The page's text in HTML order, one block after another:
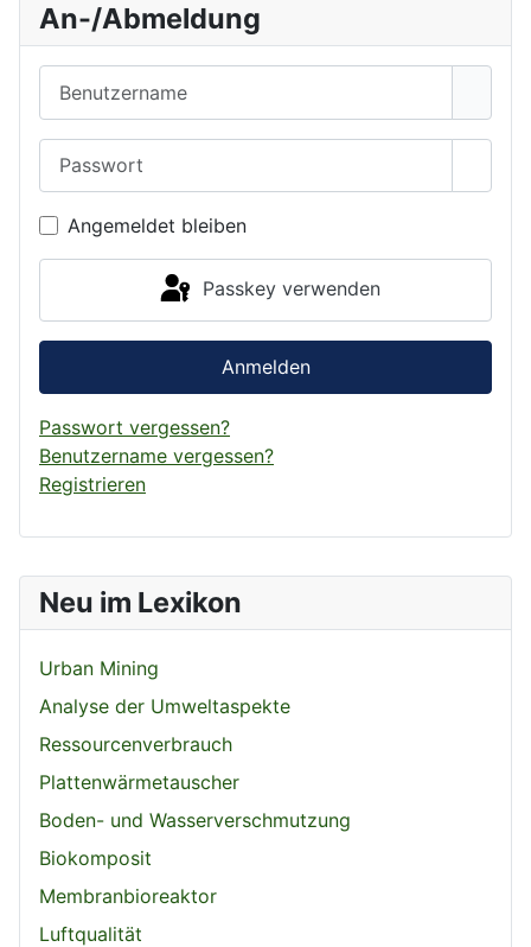
Neu im Lexikon
Urban Mining
Analyse der Umweltaspekte
Ressourcenverbrauch
Plattenwärmetauscher
Boden- und Wasserverschmutzung
Biokomposit
Membranbioreaktor
Luftqualität
An-/Abmeldung
Angemeldet bleiben
Passkey verwenden
Anmelden
Passwort vergessen?
Benutzername vergessen?
Registrieren